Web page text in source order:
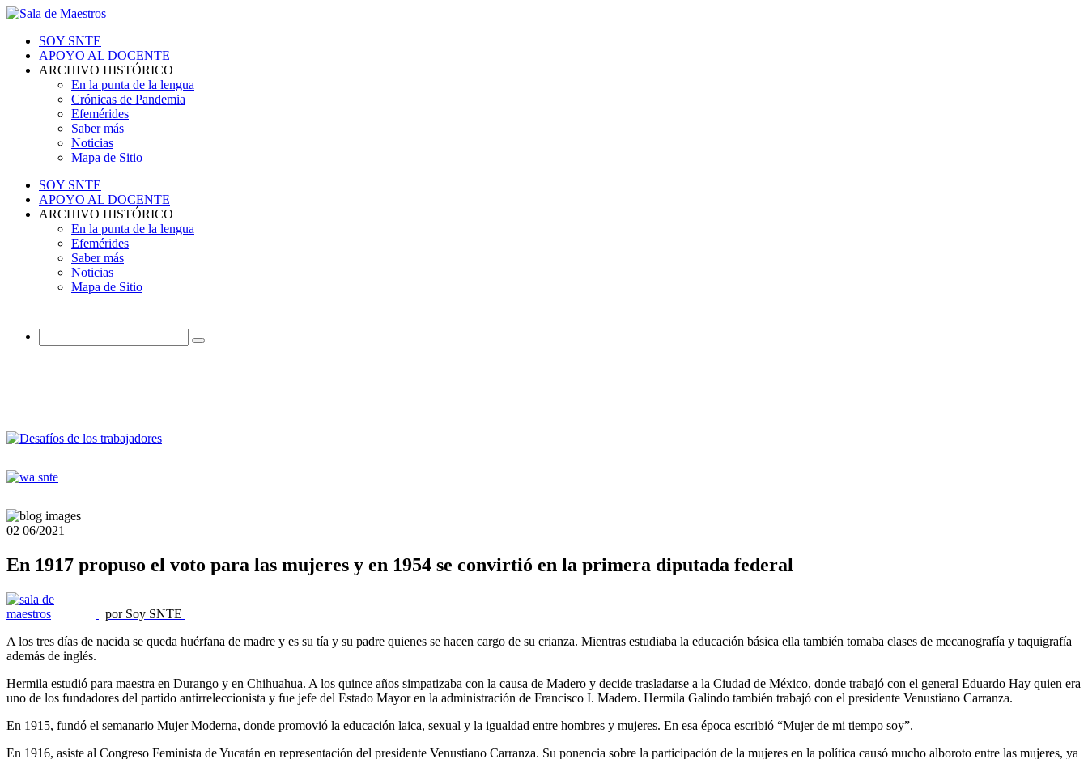
SOY SNTE
APOYO AL DOCENTE
ARCHIVO HISTÓRICO
En la punta de la lengua
Crónicas de Pandemia
Efemérides
Saber más
Noticias
Mapa de Sitio
SOY SNTE
APOYO AL DOCENTE
ARCHIVO HISTÓRICO
En la punta de la lengua
Efemérides
Saber más
Noticias
Mapa de Sitio
02 06/2021
En 1917 propuso el voto para las mujeres y en 1954 se convirtió en la primera diputada federal
por Soy SNTE
A los tres días de nacida se queda huérfana de madre y es su tía y su padre quienes se hacen cargo de su crianza. Mientras estudiaba la educación básica ella también tomaba clases de mecanografía y taquigrafía
además de inglés.
Hermila estudió para maestra en Durango y en Chihuahua. A los quince años simpatizaba con la causa de Madero y decide trasladarse a la Ciudad de México, donde trabajó con el general Eduardo Hay quien era
uno de los fundadores del partido antirreleccionista y fue jefe del Estado Mayor en la administración de Francisco I. Madero. Hermila Galindo también trabajó con el presidente Venustiano Carranza.
En 1915, fundó el semanario Mujer Moderna, donde promovió la educación laica, sexual y la igualdad entre hombres y mujeres. En esa época escribió “Mujer de mi tiempo soy”.
En 1916, asiste al Congreso Feminista de Yucatán en representación del presidente Venustiano Carranza. Su ponencia sobre la participación de la mujeres en la política causó mucho alboroto entre las mujeres, ya